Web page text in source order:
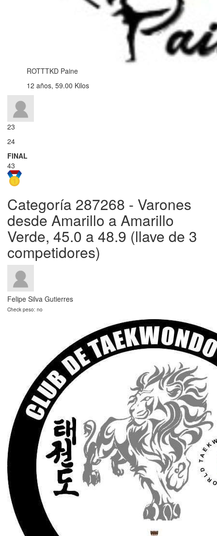
ROTTTKD Paine
12 años, 59.00 Kilos
23
24
FINAL
43
Categoría 287268 - Varones
desde Amarillo a Amarillo
Verde, 45.0 a 48.9 (llave de 3
competidores)
Felipe Silva Gutierres
Check peso: no